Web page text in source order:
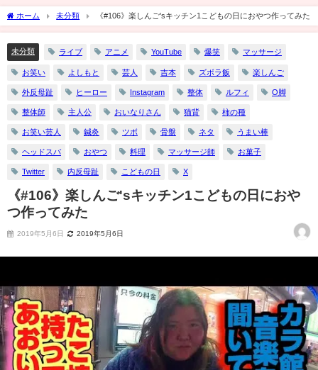
ホーム 未分類 《#106》楽しんご'sキッチン1こどもの日におやつ作ってみた
未分類 ライブ アニメ YouTube 爆笑 マッサージ
お笑い よしもと 芸人 吉本 ズボラ飯 楽しんご
外反母趾 ヒーロー Instagram 整体 ルフィ O脚
整体師 主人公 おいなりさん 猫背 柿の種
お笑い芸人 鍼灸 ツボ 骨盤 ネタ うまい棒
ヘッドスパ おやつ 料理 マッサージ師 お菓子
Twitter 内反母趾 こどもの日 X
《#106》楽しんご'sキッチン1こどもの日におや
つ作ってみた
2019年5月6日 2019年5月6日